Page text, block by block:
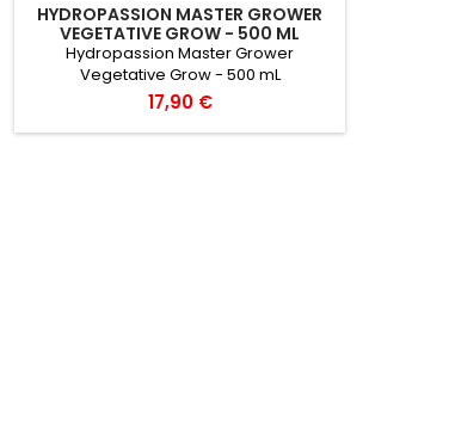
HYDROPASSION MASTER GROWER
VEGETATIVE GROW - 500 ML
Hydropassion Master Grower
Vegetative Grow - 500 mL
17,90 €